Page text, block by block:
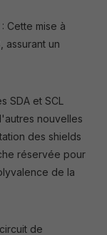
Cette mise à
assurant un
SDA et SCL
nouvelles
des shields
réservée pour
de la
de